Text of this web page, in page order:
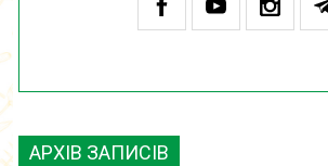
АРХІВ ЗАПИСІВ